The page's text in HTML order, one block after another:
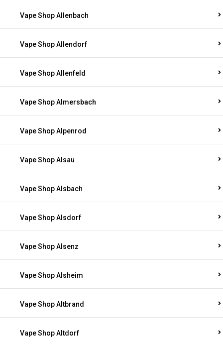
Vape Shop Allenbach
Vape Shop Allendorf
Vape Shop Allenfeld
Vape Shop Almersbach
Vape Shop Alpenrod
Vape Shop Alsau
Vape Shop Alsbach
Vape Shop Alsdorf
Vape Shop Alsenz
Vape Shop Alsheim
Vape Shop Altbrand
Vape Shop Altdorf